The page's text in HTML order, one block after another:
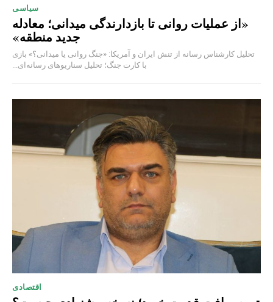
سیاسی
«از عملیات روانی تا بازدارندگی میدانی؛ معادله
جدید منطقه»
تحلیل کارشناس رسانه از تنش ایران و آمریکا: «جنگ روانی یا میدانی؟» بازی
با کارت جنگ؛ تحلیل سناریوهای رسانه‌ای...
اقتصادی